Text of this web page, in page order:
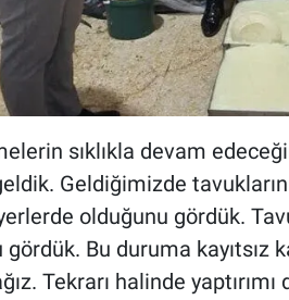
sıklıkla devam
Geldiğimizde
olduğunu gördük.
gördük. Bu duruma kayıtsız
Tekrarı halinde